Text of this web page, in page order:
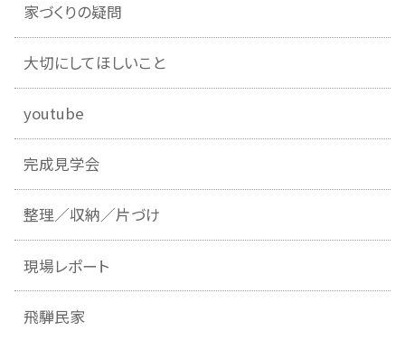
家づくりの疑問
大切にしてほしいこと
youtube
完成見学会
整理／収納／片づけ
現場レポート
飛騨民家